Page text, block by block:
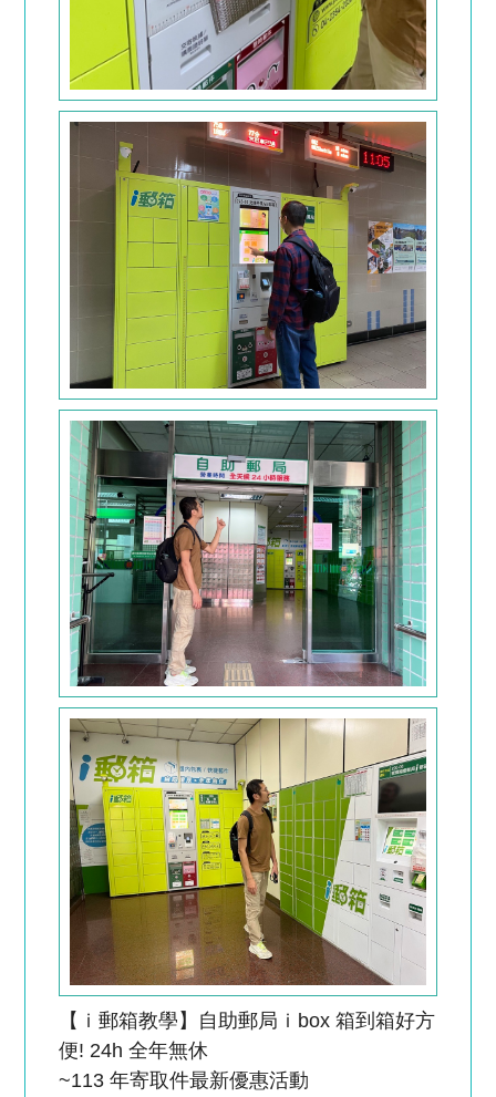
【ｉ郵箱教學】自助郵局ｉbox 箱到箱好方
便! 24h 全年無休
~113 年寄取件最新優惠活動